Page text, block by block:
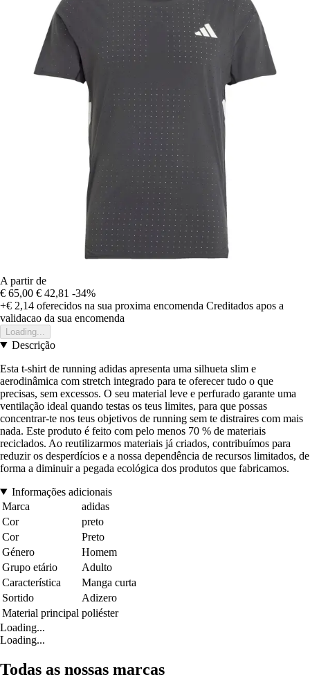
A partir de
€ 65,00 € 42,81 -34%
+€ 2,14 oferecidos na sua proxima encomenda Creditados apos a
validacao da sua encomenda
Loading...
Descrição
Esta t-shirt de running adidas apresenta uma silhueta slim e
aerodinâmica com stretch integrado para te oferecer tudo o que
precisas, sem excessos. O seu material leve e perfurado garante uma
ventilação ideal quando testas os teus limites, para que possas
concentrar-te nos teus objetivos de running sem te distraires com mais
nada. Este produto é feito com pelo menos 70 % de materiais
reciclados. Ao reutilizarmos materiais já criados, contribuímos para
reduzir os desperdícios e a nossa dependência de recursos limitados, de
forma a diminuir a pegada ecológica dos produtos que fabricamos.
Informações adicionais
Marca
adidas
Cor
preto
Cor
Preto
Género
Homem
Grupo etário
Adulto
Característica
Manga curta
Sortido
Adizero
Material principal poliéster
Loading...
Loading...
Todas as nossas marcas